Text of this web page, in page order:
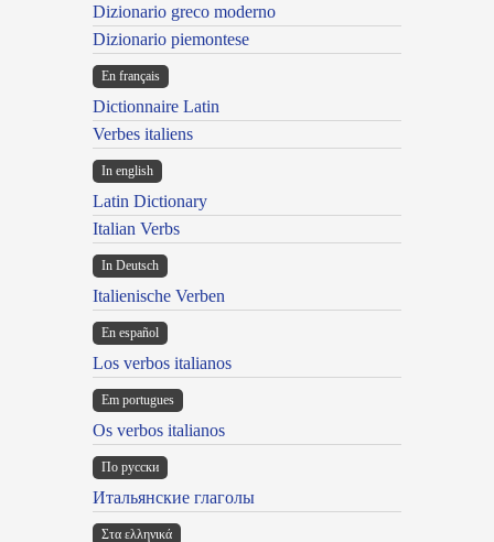
Dizionario greco moderno
Dizionario piemontese
En français
Dictionnaire Latin
Verbes italiens
In english
Latin Dictionary
Italian Verbs
In Deutsch
Italienische Verben
En español
Los verbos italianos
Em portugues
Os verbos italianos
По русски
Итальянские глаголы
Στα ελληνικά